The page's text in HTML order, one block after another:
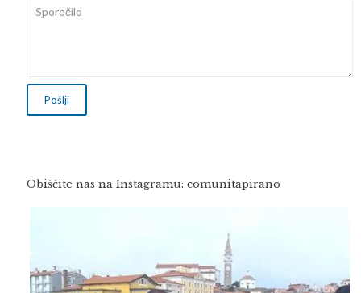
Obiščite nas na Instagramu: comunitapirano